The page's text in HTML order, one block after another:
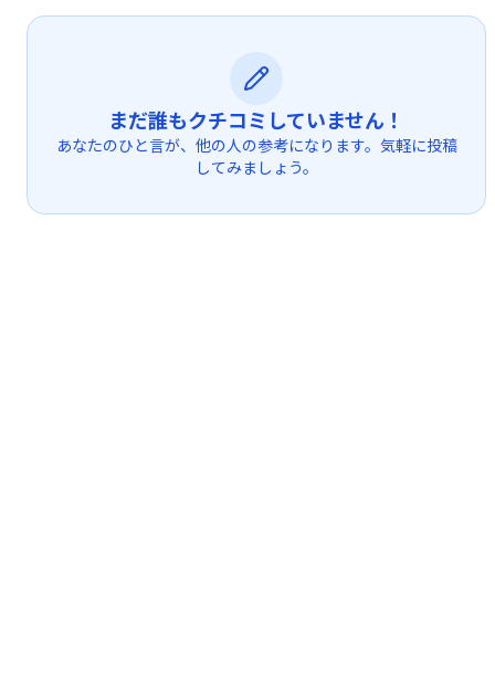
まだ誰もクチコミしていません！
あなたのひと言が、他の人の参考になります。気軽に投稿
してみましょう。